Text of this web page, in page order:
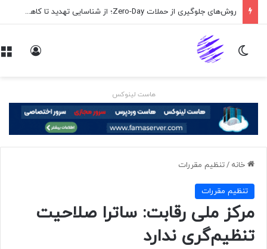
روش‌های جلوگیری از حملات Zero-Day؛ از شناسایی تهدید تا کاهش ریسک
تغییر پوسته
هاست لینوکس
خانه /تنظيم مقررات
تنظيم مقررات
مرکز ملی رقابت: ساترا صلاحیت
تنظیم‌گری ندارد